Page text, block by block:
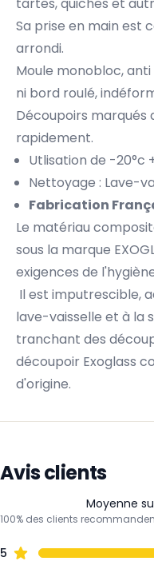
Sa prise en main est
arrondi.
Moule monobloc,
ni bord roulé,
Découpoirs marqués
rapidement.
Utlisation de -20°c
Nettoyage : Lave-
Fabrication
Le matériau
sous la marque
exigences de
Il est imputrescible,
lave-vaisselle et à la
tranchant des
découpoir Exoglass
d'origine.
Avis clients
Moyenne
100% des clients
5